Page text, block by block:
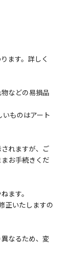
ます。詳しく
などの易損品
ものはアート
れますが、ご
お手続きくだ
ます。
正いたしますの
なるため、変